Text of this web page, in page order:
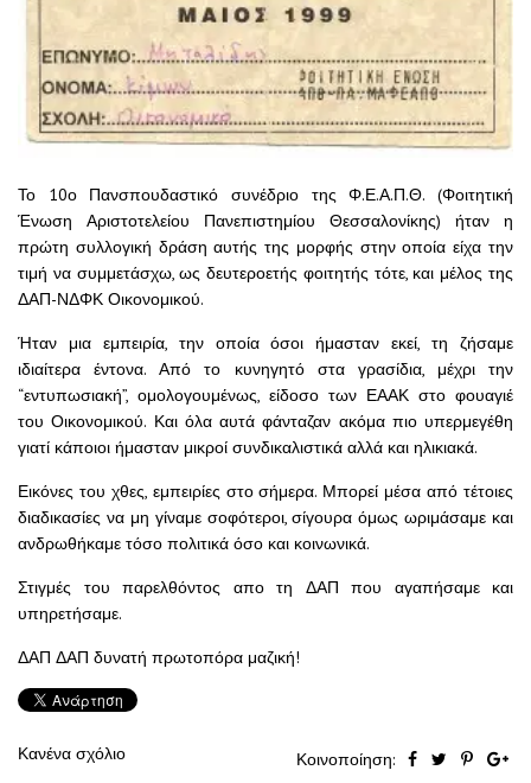
Το 10ο Πανσπουδαστικό συνέδριο της Φ.Ε.Α.Π.Θ. (Φοιτητική
Ένωση Αριστοτελείου Πανεπιστημίου Θεσσαλονίκης) ήταν η
πρώτη συλλογική δράση αυτής της μορφής στην οποία είχα την
τιμή να συμμετάσχω, ως δευτεροετής φοιτητής τότε, και μέλος της
ΔΑΠ-ΝΔΦΚ Οικονομικού.
Ήταν μια εμπειρία, την οποία όσοι ήμασταν εκεί, τη ζήσαμε
ιδιαίτερα έντονα. Από το κυνηγητό στα γρασίδια, μέχρι την
“εντυπωσιακή”, ομολογουμένως, είδοσο των ΕΑΑΚ στο φουαγιέ
του Οικονομικού. Και όλα αυτά φάνταζαν ακόμα πιο υπερμεγέθη
γιατί κάποιοι ήμασταν μικροί συνδικαλιστικά αλλά και ηλικιακά.
Εικόνες του χθες, εμπειρίες στο σήμερα. Μπορεί μέσα από τέτοιες
διαδικασίες να μη γίναμε σοφότεροι, σίγουρα όμως ωριμάσαμε και
ανδρωθήκαμε τόσο πολιτικά όσο και κοινωνικά.
Στιγμές του παρελθόντος απο τη ΔΑΠ που αγαπήσαμε και
υπηρετήσαμε.
ΔΑΠ ΔΑΠ δυνατή πρωτοπόρα μαζική!
Κανένα σχόλιο Κοινοποίηση: